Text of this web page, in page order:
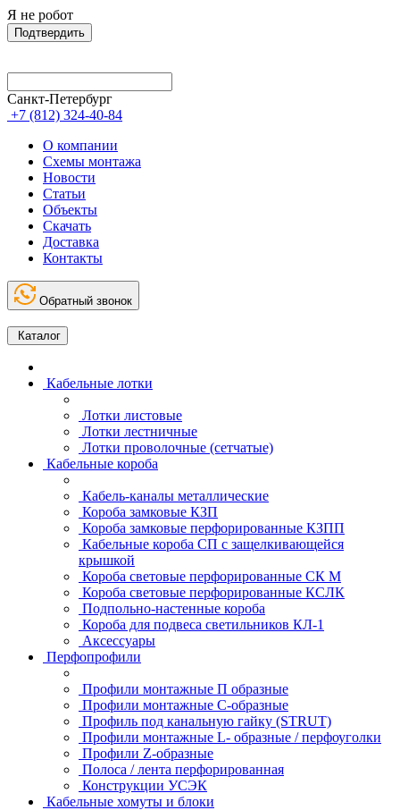
Я не робот
Подтвердить
Санкт-Петербург
+7 (812) 324-40-84
О компании
Схемы монтажа
Новости
Статьи
Объекты
Скачать
Доставка
Контакты
Обратный звонок
Каталог
Кабельные лотки
Лотки листовые
Лотки лестничные
Лотки проволочные (сетчатые)
Кабельные короба
Кабель-каналы металлические
Короба замковые КЗП
Короба замковые перфорированные КЗПП
Кабельные короба СП с защелкивающейся
крышкой
Короба световые перфорированные СК М
Короба световые перфорированные КСЛК
Подпольно-настенные короба
Короба для подвеса светильников КЛ-1
Аксессуары
Перфопрофили
Профили монтажные П образные
Профили монтажные C-образные
Профиль под канальную гайку (STRUT)
Профили монтажные L- образные / перфоуголки
Профили Z-образные
Полоса / лента перфорированная
Конструкции УСЭК
Кабельные хомуты и блоки